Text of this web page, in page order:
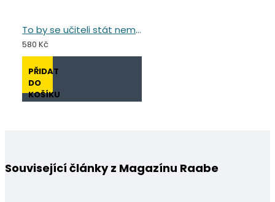
To by se učiteli stát nemělo
580 Kč
PŘIDAT
DO
KOŠÍKU
Související články z Magazínu Raabe